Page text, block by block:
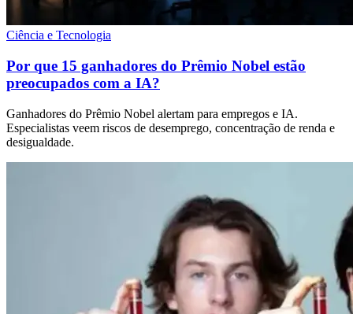
Ciência e Tecnologia
Por que 15 ganhadores do Prêmio Nobel estão
preocupados com a IA?
Ganhadores do Prêmio Nobel alertam para empregos e IA.
Especialistas veem riscos de desemprego, concentração de renda e
desigualdade.